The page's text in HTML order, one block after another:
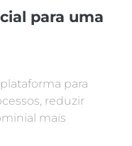
para uma
para
reduzir
mais